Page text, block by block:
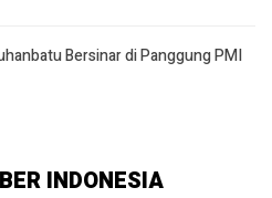
Bersinar di Panggung PMI
INDONESIA